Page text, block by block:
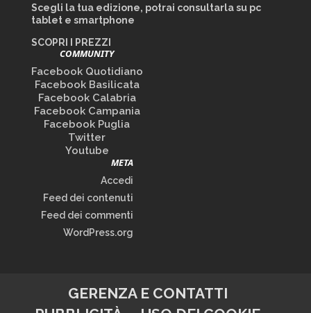
Scegli la tua edizione, potrai consultarla su pc
tablet e smartphone
SCOPRI I PREZZI
COMMUNITY
Facebook Quotidiano
Facebook Basilicata
Facebook Calabria
Facebook Campania
Facebook Puglia
Twitter
Youtube
META
Accedi
Feed dei contenuti
Feed dei commenti
WordPress.org
GERENZA E CONTATTI